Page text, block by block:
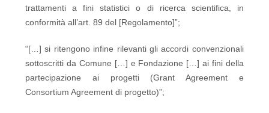
trattamenti a fini statistici o di ricerca scientifica, in
conformità all’art. 89 del [Regolamento]”;
“[…] si ritengono infine rilevanti gli accordi convenzionali
sottoscritti da Comune […] e Fondazione […] ai fini della
partecipazione ai progetti (Grant Agreement e
Consortium Agreement di progetto)”;